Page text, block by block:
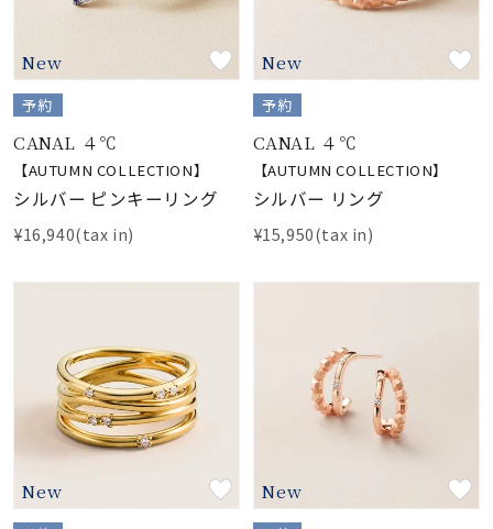
New
予約
CANAL ４℃
【AUTUMN COLLECTION】
シルバー ピンキーリング
¥16,940(tax in)
New
予約
CANAL ４℃
【AUTUMN COLLECTION】
シルバー リング
¥15,950(tax in)
New New